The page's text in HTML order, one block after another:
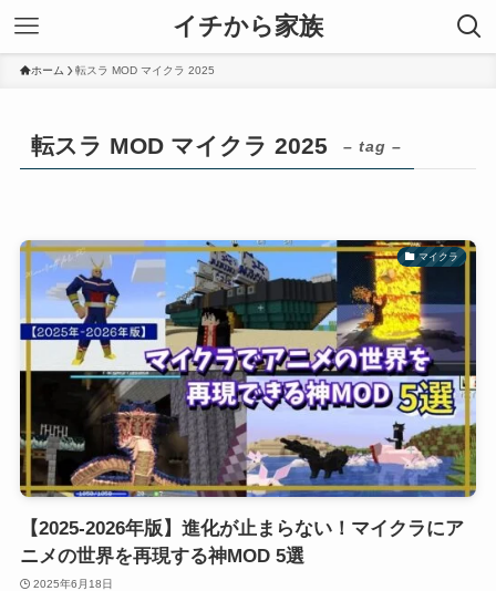
イチから家族
ホーム 転スラ MOD マイクラ 2025
転スラ MOD マイクラ 2025 – tag –
マイクラ
【2025-2026年版】進化が止まらない！マイクラにア
ニメの世界を再現する神MOD 5選
2025年6月18日